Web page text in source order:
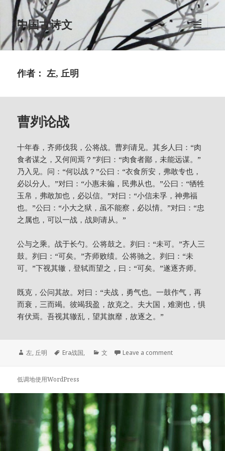
中国古诗文
菜单和
挂件
作者：左, 丘明
曹刿论战
十年春，齐师伐我，公将战。曹刿请见。其乡人曰：“肉
食者谋之，又何间焉？”刿曰：“肉食者鄙，未能远谋。”
乃入见。问：“何以战？”公曰：“衣食所安，弗敢专也，
必以分人。”对曰：“小惠未徧，民弗从也。”公曰：“牺牲
玉帛，弗敢加也，必以信。”对曰：“小信未孚，神弗福
也。”公曰：“小大之狱，虽不能察，必以情。”对曰：“忠
之属也，可以一战，战则请从。”
公与之乘。战于长勺。公将鼓之。刿曰：“未可。”齐人三
鼓。刿曰：“可矣。”齐师败绩。公将驰之。刿曰：“未
可。”下视其辙，登轼而望之，曰：“可矣。”遂逐齐师。
既克，公问其故。对曰：“夫战，勇气也。一鼓作气，再
而衰，三而竭。彼竭我盈，故克之。夫大国，难测也，惧
有伏焉。吾视其辙乱，望其旗靡，故逐之。”
作
左, 丘明 time:
Era战国,
分
文 Leave a comment
低调地使用WordPress